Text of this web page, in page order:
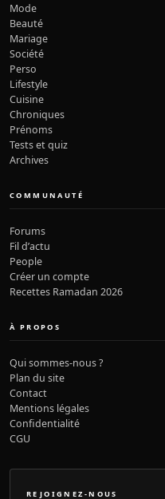
Mode
Beauté
Mariage
Société
Perso
Lifestyle
Cuisine
Chroniques
Prénoms
Tests et quiz
Archives
COMMUNAUTÉ
Forums
Fil d’actu
People
Créer un compte
Recettes Ramadan 2026
À PROPOS
Qui sommes-nous ?
Plan du site
Contact
Mentions légales
Confidentialité
CGU
REJOIGNEZ-NOUS